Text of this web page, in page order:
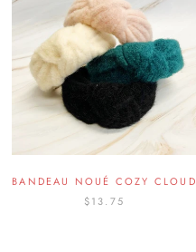
BANDEAU NOUÉ COZY CLOUD
$13.75